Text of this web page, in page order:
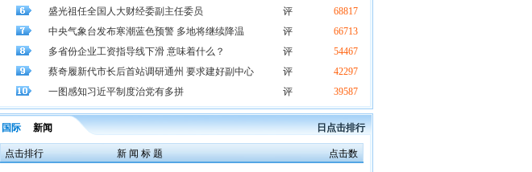
盛光祖任全国人大财经委副主任委员
评
68817
中央气象台发布寒潮蓝色预警 多地将继续降温
评
66713
多省份企业工资指导线下滑 意味着什么？
评
54467
蔡奇履新代市长后首站调研通州 要求建好副中心
评
42297
一图感知习近平制度治党有多拼
评 39587
国际 新闻 日点击排行
点击排行 新 闻 标 题 点击数